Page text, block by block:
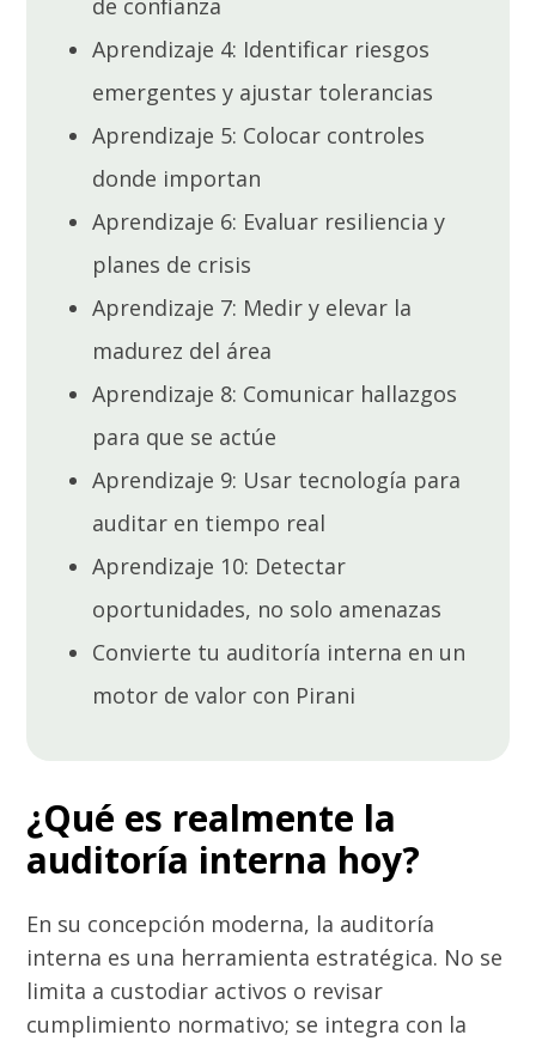
de confianza
Aprendizaje 4: Identificar riesgos
emergentes y ajustar tolerancias
Aprendizaje 5: Colocar controles
donde importan
Aprendizaje 6: Evaluar resiliencia y
planes de crisis
Aprendizaje 7: Medir y elevar la
madurez del área
Aprendizaje 8: Comunicar hallazgos
para que se actúe
Aprendizaje 9: Usar tecnología para
auditar en tiempo real
Aprendizaje 10: Detectar
oportunidades, no solo amenazas
Convierte tu auditoría interna en un
motor de valor con Pirani
¿Qué es realmente la
auditoría interna hoy?
En su concepción moderna, la auditoría
interna es una herramienta estratégica. No se
limita a custodiar activos o revisar
cumplimiento normativo; se integra con la